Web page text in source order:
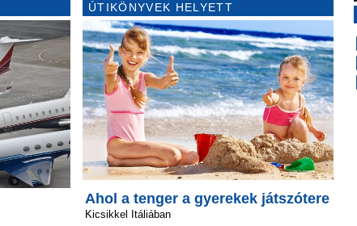
ÚTIKÖNYVEK HELYETT
Ahol a tenger a gyerekek játszótere
Kicsikkel Itáliában